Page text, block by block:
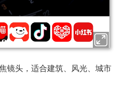
镜头，适合建筑、风光、城市